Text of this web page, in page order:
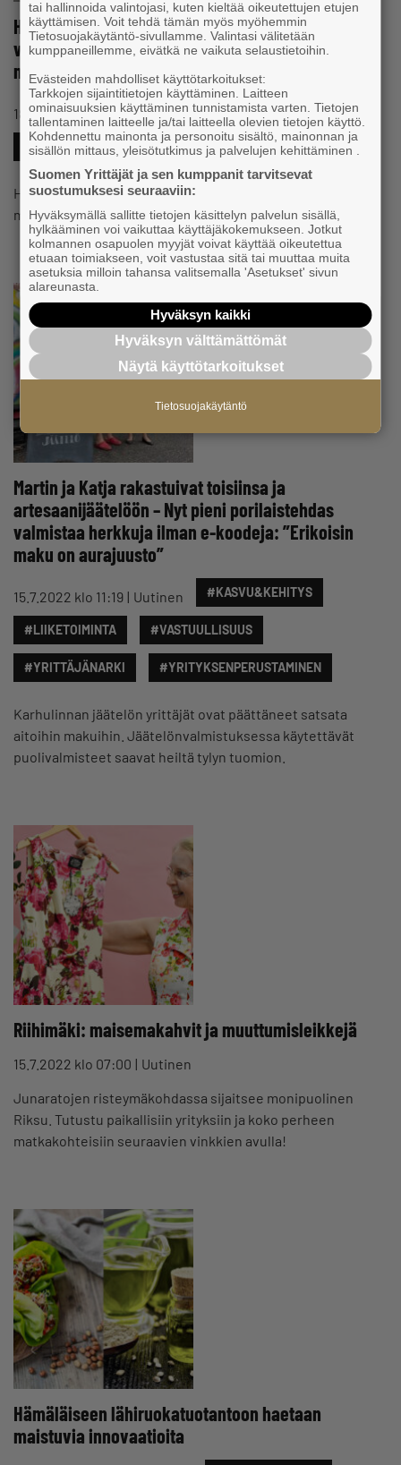
Harri Höglund unelmoi vuosien ajan vanhasta
verstaasta – Kun hän vihdoin osti sen, elämä
muuttui täydellisesti
18.7.2022 klo 13:41 Uutinen #JOHTAMINEN
#LIIKETOIMINTA
Harri Höglund on toteuttanut 6000 asukkaan
maaseutupitäjään vetovoimaisen matkailukohteen.
Martin ja Katja rakastuivat toisiinsa ja
artesaanijäätelöön – Nyt pieni porilaistehdas
valmistaa herkkuja ilman e-koodeja: ”Erikoisin
maku on aurajuusto”
15.7.2022 klo 11:19 Uutinen #KASVU&KEHITYS
#LIIKETOIMINTA #VASTUULLISUUS
#YRITTÄJÄNARKI #YRITYKSENPERUSTAMINEN
Karhulinnan jäätelön yrittäjät ovat päättäneet satsata
aitoihin makuihin. Jäätelönvalmistuksessa käytettävät
puolivalmisteet saavat heiltä tylyn tuomion.
Riihimäki: maisemakahvit ja muuttumisleikkejä
15.7.2022 klo 07:00
Uutinen
Junaratojen risteymäkohdassa sijaitsee monipuolinen
Riksu. Tutustu paikallisiin yrityksiin ja koko perheen
matkakohteisiin seuraavien vinkkien avulla!
Hämäläiseen lähiruokatuotantoon haetaan
maistuvia innovaatioita
tai hallinnoida valintojasi, kuten kieltää oikeutettujen etujen
käyttämisen. Voit tehdä tämän myös myöhemmin
Tietosuojakäytäntö-sivullamme. Valintasi välitetään
kumppaneillemme, eivätkä ne vaikuta selaustietoihin.
Evästeiden mahdolliset käyttötarkoitukset:
Tarkkojen sijaintitietojen käyttäminen. Laitteen
ominaisuuksien käyttäminen tunnistamista varten. Tietojen
tallentaminen laitteelle ja/tai laitteella olevien tietojen käyttö.
Kohdennettu mainonta ja personoitu sisältö, mainonnan ja
sisällön mittaus, yleisötutkimus ja palvelujen kehittäminen .
Suomen Yrittäjät ja sen kumppanit tarvitsevat
suostumuksesi seuraaviin:
Hyväksymällä sallitte tietojen käsittelyn palvelun sisällä,
hylkääminen voi vaikuttaa käyttäjäkokemukseen. Jotkut
kolmannen osapuolen myyjät voivat käyttää oikeutettua
etuaan toimiakseen, voit vastustaa sitä tai muuttaa muita
asetuksia milloin tahansa valitsemalla 'Asetukset' sivun
alareunasta.
Hyväksyn kaikki
Hyväksyn välttämättömät
Näytä käyttötarkoitukset
Tietosuojakäytäntö